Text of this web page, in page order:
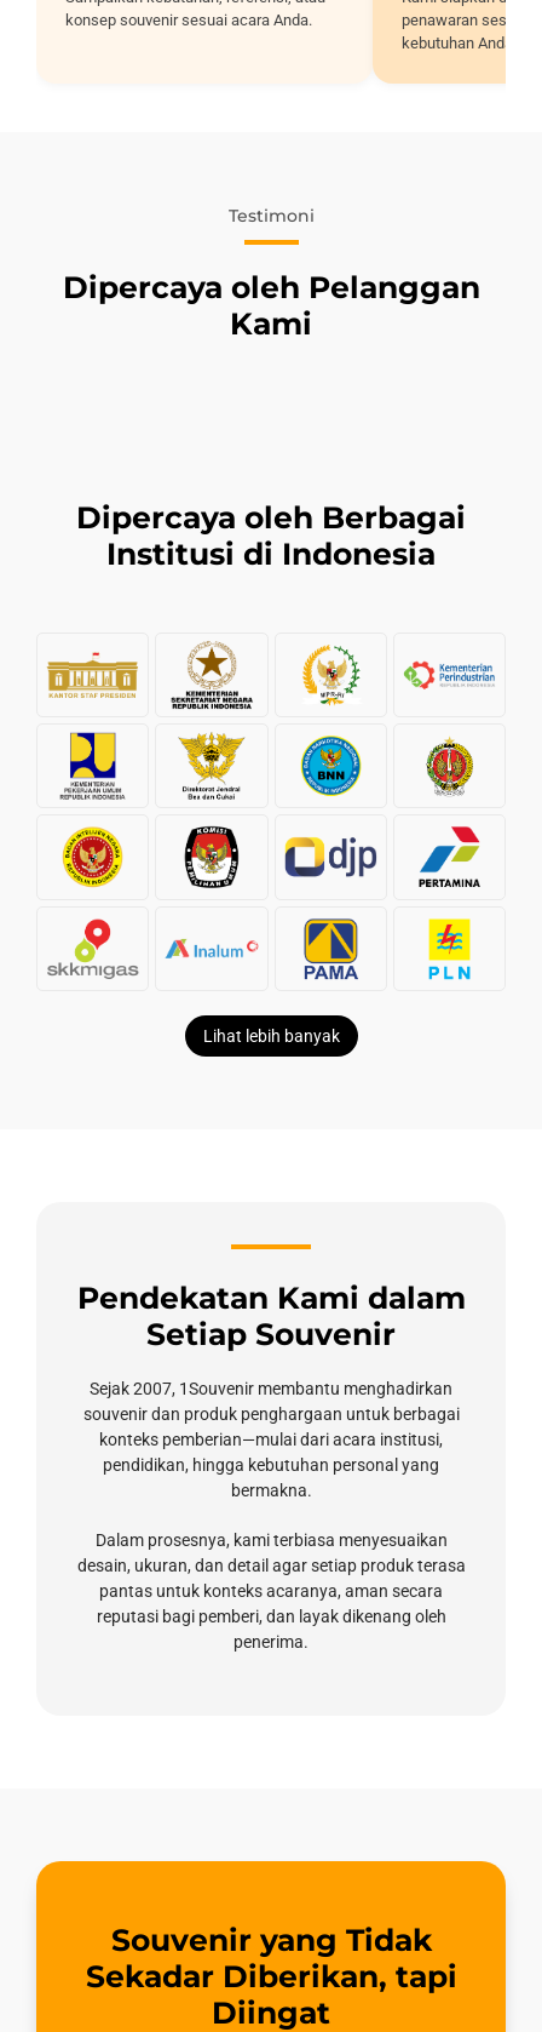
konsep souvenir sesuai acara Anda.
penawaran sesuai
kebutuhan Anda.
Testimoni
Dipercaya oleh Pelanggan
Kami
Dipercaya oleh Berbagai
Institusi di Indonesia
Lihat lebih banyak
Pendekatan Kami dalam
Setiap Souvenir
Sejak 2007, 1Souvenir membantu menghadirkan
souvenir dan produk penghargaan untuk berbagai
konteks pemberian—mulai dari acara institusi,
pendidikan, hingga kebutuhan personal yang
bermakna.
Dalam prosesnya, kami terbiasa menyesuaikan
desain, ukuran, dan detail agar setiap produk terasa
pantas untuk konteks acaranya, aman secara
reputasi bagi pemberi, dan layak dikenang oleh
penerima.
Souvenir yang Tidak
Sekadar Diberikan, tapi
Diingat